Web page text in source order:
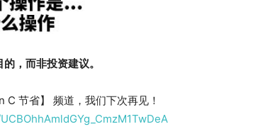
，而非投资建议。
节省】 频道，我们下次再见！